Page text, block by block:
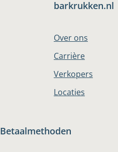
barkrukken.nl
Over ons
Carrière
Verkopers
Locaties
Betaalmethoden